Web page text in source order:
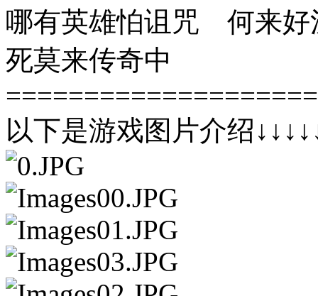
哪有英雄怕诅咒 何来
死莫来传奇中
以下是游戏图片介绍